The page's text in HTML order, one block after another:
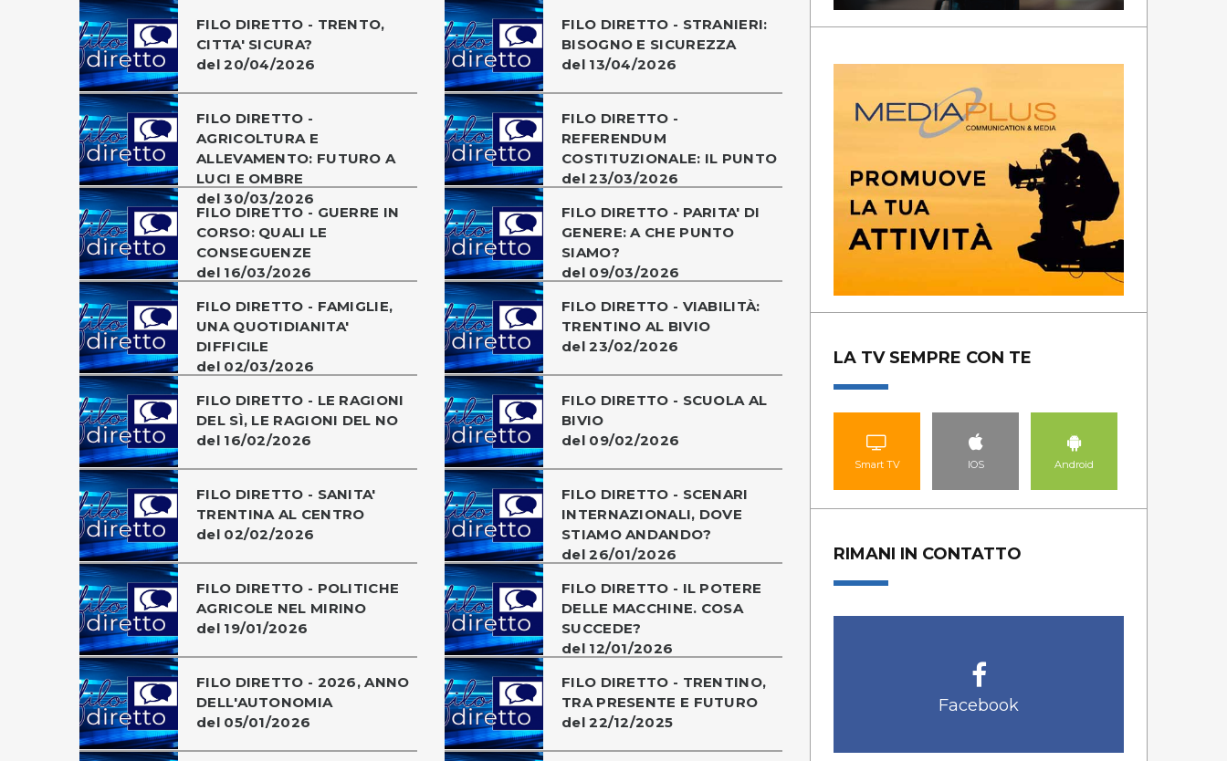
FILO DIRETTO - TRENTO,
CITTA' SICURA?
del 20/04/2026
FILO DIRETTO - STRANIERI:
BISOGNO E SICUREZZA
del 13/04/2026
FILO DIRETTO -
AGRICOLTURA E
ALLEVAMENTO: FUTURO A
LUCI E OMBRE
del 30/03/2026
FILO DIRETTO -
REFERENDUM
COSTITUZIONALE: IL PUNTO
del 23/03/2026
FILO DIRETTO - GUERRE IN
CORSO: QUALI LE
CONSEGUENZE
del 16/03/2026
FILO DIRETTO - PARITA' DI
GENERE: A CHE PUNTO
SIAMO?
del 09/03/2026
FILO DIRETTO - FAMIGLIE,
UNA QUOTIDIANITA'
DIFFICILE
del 02/03/2026
FILO DIRETTO - VIABILITÀ:
TRENTINO AL BIVIO
del 23/02/2026
FILO DIRETTO - LE RAGIONI
DEL SÌ, LE RAGIONI DEL NO
del 16/02/2026
FILO DIRETTO - SCUOLA AL
BIVIO
del 09/02/2026
FILO DIRETTO - SANITA'
TRENTINA AL CENTRO
del 02/02/2026
FILO DIRETTO - SCENARI
INTERNAZIONALI, DOVE
STIAMO ANDANDO?
del 26/01/2026
FILO DIRETTO - POLITICHE
AGRICOLE NEL MIRINO
del 19/01/2026
FILO DIRETTO - IL POTERE
DELLE MACCHINE. COSA
SUCCEDE?
del 12/01/2026
FILO DIRETTO - 2026, ANNO
DELL'AUTONOMIA
del 05/01/2026
FILO DIRETTO - TRENTINO,
TRA PRESENTE E FUTURO
del 22/12/2025
LA TV SEMPRE CON TE
Smart TV IOS Android
RIMANI IN CONTATTO
Facebook